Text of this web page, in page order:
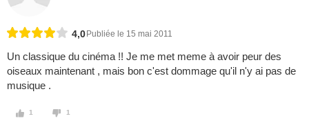
4,0 Publiée le 15 mai 2011
Un classique du cinéma !! Je me met meme à avoir peur des
oiseaux maintenant , mais bon c'est dommage qu'il n'y ai pas de
musique .
1 1